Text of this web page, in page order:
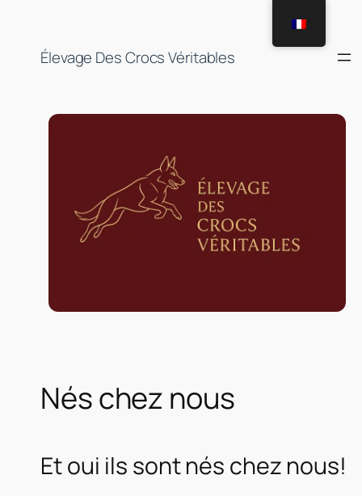
contenuÉlevage Des Crocs Véritables
Nés chez nous
Et oui ils sont nés chez nous!